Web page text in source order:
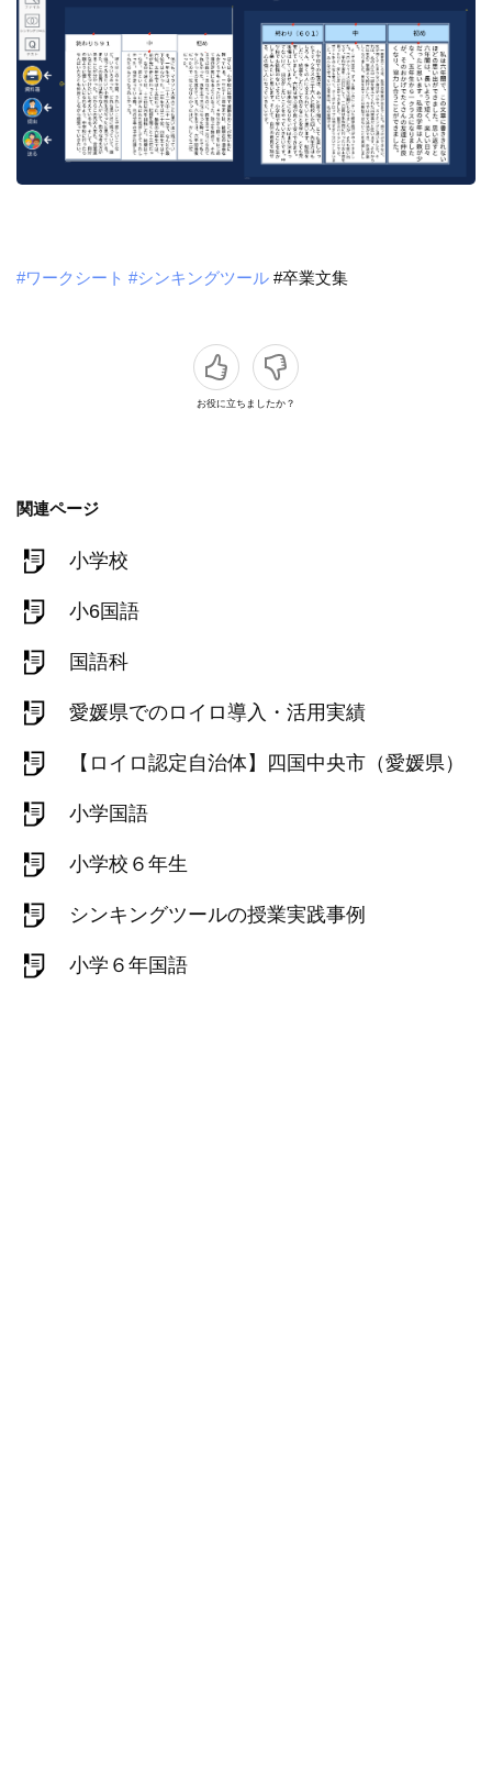
#ワークシート #シンキングツール #卒業文集
お役に立ちましたか？
関連ページ
小学校
小6国語
国語科
愛媛県でのロイロ導入・活用実績
【ロイロ認定自治体】四国中央市（愛媛県）
小学国語
小学校６年生
シンキングツールの授業実践事例
小学６年国語